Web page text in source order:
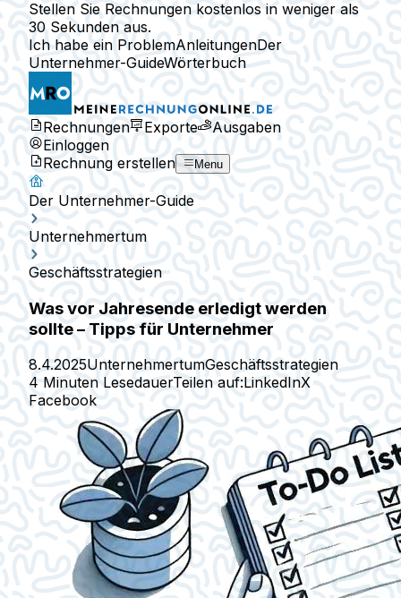
Stellen Sie Rechnungen kostenlos in weniger als
30 Sekunden aus.
Ich habe ein ProblemAnleitungenDer
Unternehmer-GuideWörterbuch
Rechnungen Exporte
Ausgaben
Einloggen
Rechnung erstellen
Menu
Der Unternehmer-Guide
Unternehmertum
Geschäftsstrategien
Was vor Jahresende erledigt werden
sollte – Tipps für Unternehmer
8.4.2025UnternehmertumGeschäftsstrategien
4 Minuten LesedauerTeilen auf:LinkedInX
Facebook